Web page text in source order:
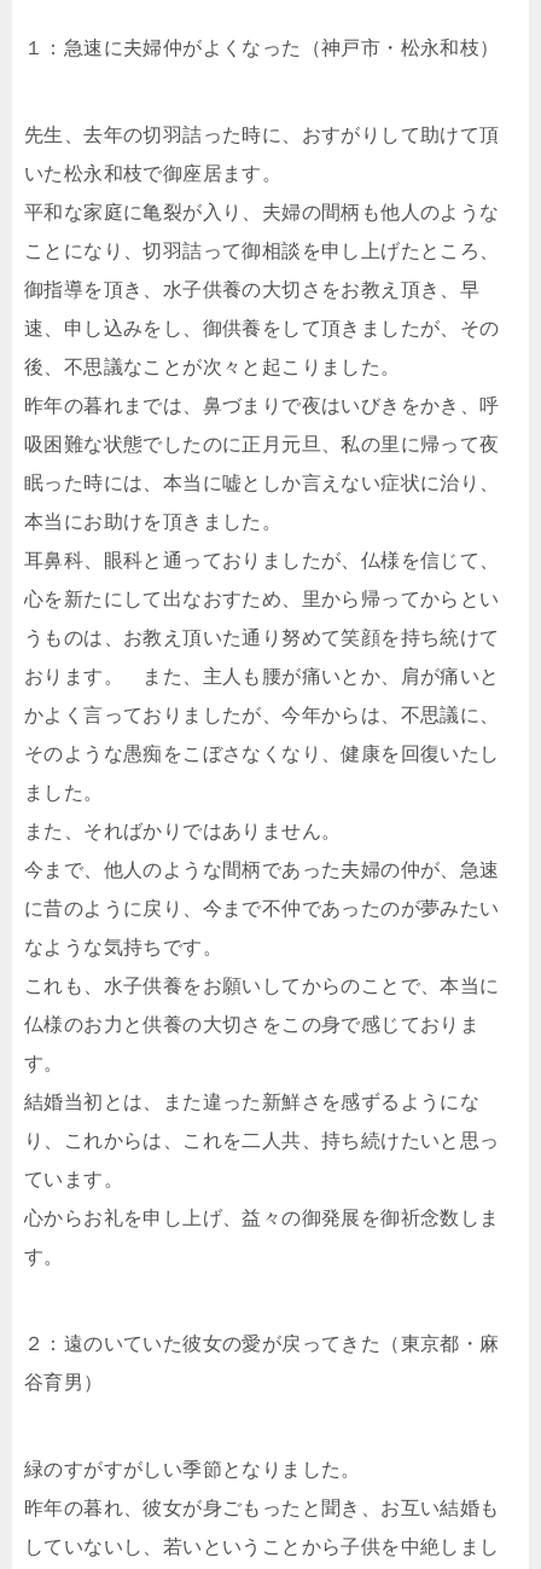
１：急速に夫婦仲がよくなった（神戸市・松永和枝）
先生、去年の切羽詰った時に、おすがりして助けて頂
いた松永和枝で御座居ます。
平和な家庭に亀裂が入り、夫婦の間柄も他人のような
ことになり、切羽詰って御相談を申し上げたところ、
御指導を頂き、水子供養の大切さをお教え頂き、早
速、申し込みをし、御供養をして頂きましたが、その
後、不思議なことが次々と起こりました。
昨年の暮れまでは、鼻づまりで夜はいびきをかき、呼
吸困難な状態でしたのに正月元旦、私の里に帰って夜
眠った時には、本当に嘘としか言えない症状に治り、
本当にお助けを頂きました。
耳鼻科、眼科と通っておりましたが、仏様を信じて、
心を新たにして出なおすため、里から帰ってからとい
うものは、お教え頂いた通り努めて笑顔を持ち統けて
おります。 また、主人も腰が痛いとか、肩が痛いと
かよく言っておりましたが、今年からは、不思議に、
そのような愚痴をこぼさなくなり、健康を回復いたし
ました。
また、そればかりではありません。
今まで、他人のような間柄であった夫婦の仲が、急速
に昔のように戻り、今まで不仲であったのが夢みたい
なような気持ちです。
これも、水子供養をお願いしてからのことで、本当に
仏様のお力と供養の大切さをこの身で感じておりま
す。
結婚当初とは、また違った新鮮さを感ずるようにな
り、これからは、これを二人共、持ち続けたいと思っ
ています。
心からお礼を申し上げ、益々の御発展を御祈念数しま
す。
２：遠のいていた彼女の愛が戻ってきた（東京都・麻
谷育男）
緑のすがすがしい季節となりました。
昨年の暮れ、彼女が身ごもったと聞き、お互い結婚も
していないし、若いということから子供を中絶しまし